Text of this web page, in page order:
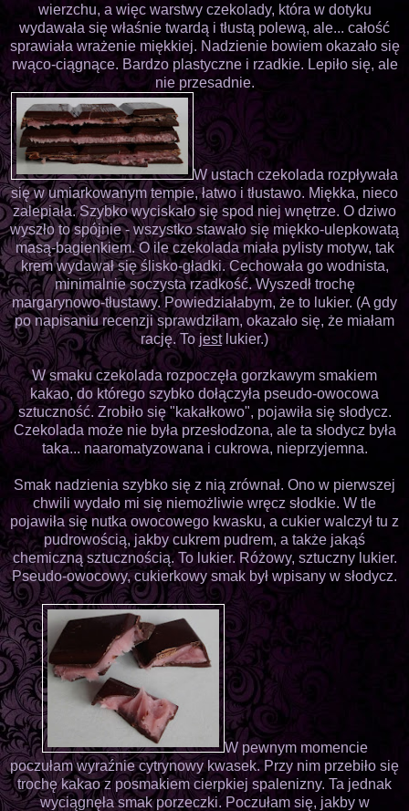
wierzchu, a więc warstwy czekolady, która w dotyku
wydawała się właśnie twardą i tłustą polewą, ale... całość
sprawiała wrażenie miękkiej. Nadzienie bowiem okazało się
rwąco-ciągnące. Bardzo plastyczne i rzadkie. Lepiło się, ale
nie przesadnie.
W ustach czekolada rozpływała
się w umiarkowanym tempie, łatwo i tłustawo. Miękka, nieco
zalepiała. Szybko wyciskało się spod niej wnętrze. O dziwo
wyszło to spójnie - wszystko stawało się miękko-ulepkowatą
masą-bagienkiem. O ile czekolada miała pylisty motyw, tak
krem wydawał się ślisko-gładki. Cechowała go wodnista,
minimalnie soczysta rzadkość. Wyszedł trochę
margarynowo-tłustawy. Powiedziałabym, że to lukier. (A gdy
po napisaniu recenzji sprawdziłam, okazało się, że miałam
rację. To jestlukier.)
W smaku czekolada rozpoczęła gorzkawym smakiem
kakao, do którego szybko dołączyła pseudo-owocowa
sztuczność. Zrobiło się "kakałkowo", pojawiła się słodycz.
Czekolada może nie była przesłodzona, ale ta słodycz była
taka... naaromatyzowana i cukrowa, nieprzyjemna.
Smak nadzienia szybko się z nią zrównał. Ono w pierwszej
chwili wydało mi się niemożliwie wręcz słodkie. W tle
pojawiła się nutka owocowego kwasku, a cukier walczył tu z
pudrowością, jakby cukrem pudrem, a także jakąś
chemiczną sztucznością. To lukier. Różowy, sztuczny lukier.
Pseudo-owocowy, cukierkowy smak był wpisany w słodycz.
W pewnym momencie
poczułam wyraźnie cytrynowy kwasek. Przy nim przebiło się
trochę kakao z posmakiem cierpkiej spalenizny. Ta jednak
wyciągnęła smak porzeczki. Poczułam się, jakby w